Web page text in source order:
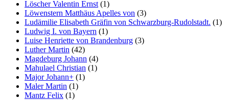
Löscher Valentin Ernst (1)
Löwenstern Matthäus Apelles von (3)
Ludämilie Elisabeth Gräfin von Schwarzburg-Rudolstadt. (1)
Ludwig I. von Bayern (1)
Luise Henriette von Brandenburg (3)
Luther Martin (42)
Magdeburg Johann (4)
Mahulael Christian (1)
Major Johann+ (1)
Maler Martin (1)
Mantz Felix (1)